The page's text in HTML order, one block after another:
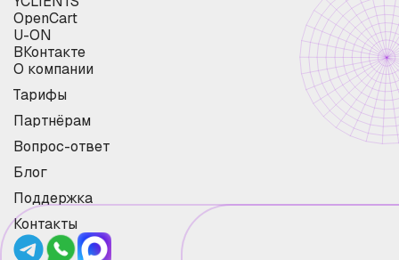
OpenCart
U-ON
ВКонтакте
О компании
Тарифы
Партнёрам
Вопрос-ответ
Блог
Поддержка
Контакты